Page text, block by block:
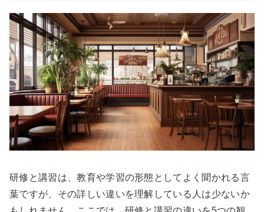
研修と講習は、教育や学習の形態としてよく聞かれる言
葉ですが、その詳しい違いを理解している人は少ないか